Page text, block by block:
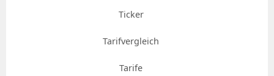
Ticker
Tarifvergleich
Tarife